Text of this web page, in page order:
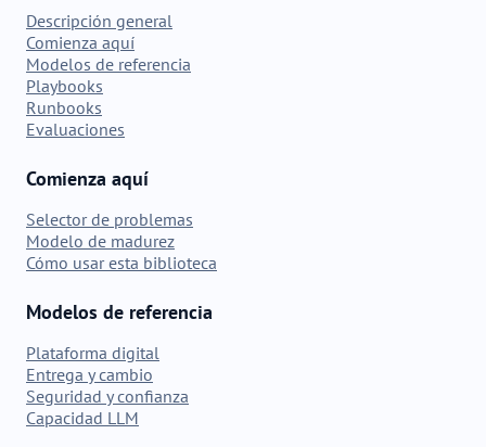
Descripción general
Comienza aquí
Modelos de referencia
Playbooks
Runbooks
Evaluaciones
Comienza aquí
Selector de problemas
Modelo de madurez
Cómo usar esta biblioteca
Modelos de referencia
Plataforma digital
Entrega y cambio
Seguridad y confianza
Capacidad LLM